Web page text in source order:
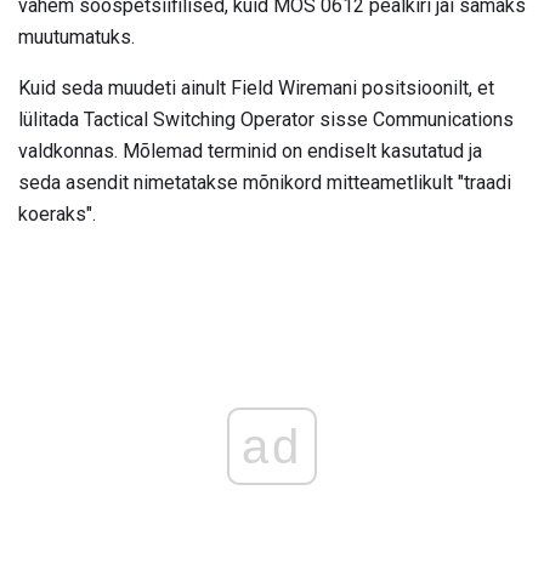
vähem soospetsiifilised, kuid MOS 0612 pealkiri jäi samaks
muutumatuks.
Kuid seda muudeti ainult Field Wiremani positsioonilt, et
lülitada Tactical Switching Operator sisse Communications
valdkonnas. Mõlemad terminid on endiselt kasutatud ja
seda asendit nimetatakse mõnikord mitteametlikult "traadi
koeraks".
ad